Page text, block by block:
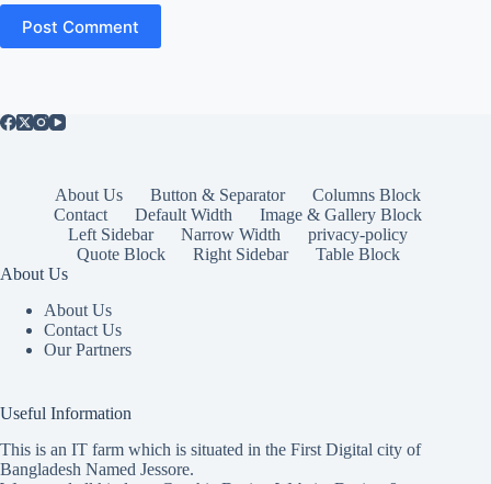
Post Comment
About Us Button & Separator
Columns Block
Contact
Default Width
Image & Gallery Block
Left Sidebar
Narrow Width
privacy-policy
Quote Block
Right Sidebar
Table Block
About Us
About Us
Contact Us
Our Partners
Useful Information
This is an IT farm which is situated in the First Digital city of
Bangladesh Named Jessore.